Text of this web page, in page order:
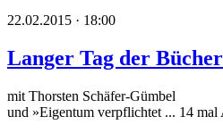
22.02.2015 · 18:00
Langer Tag der Bücher
mit Thorsten Schäfer-Gümbel
und »Eigentum verpflichtet ... 14 mal